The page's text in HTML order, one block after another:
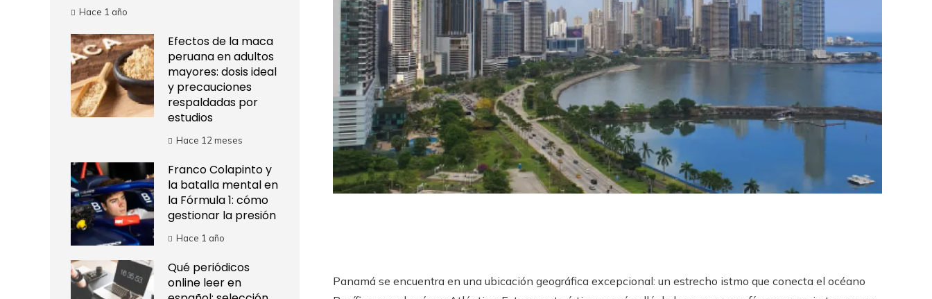
Panamá se encuentra en una ubicación geográfica excepcional: un estrecho istmo que conecta el océano
Hace 1 año
Efectos de la maca
peruana en adultos
mayores: dosis ideal
y precauciones
respaldadas por
estudios
Hace 12 meses
Franco Colapinto y
la batalla mental en
la Fórmula 1: cómo
gestionar la presión
Hace 1 año
Qué periódicos
online leer en